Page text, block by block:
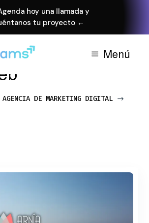
hoy una llamada y
tu proyecto ←
Menú
AGENCIA DE MARKETING DIGITAL $